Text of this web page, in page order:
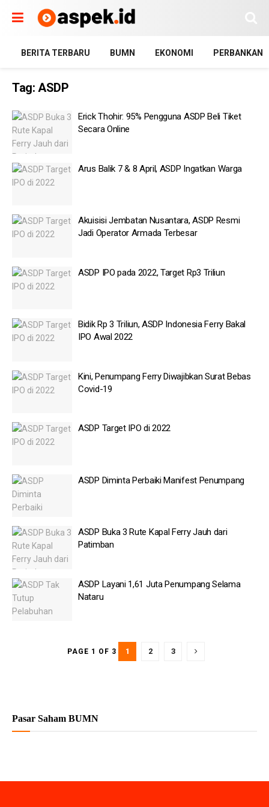
BERITA TERBARU BUMN EKONOMI PERBANKAN
Tag: ASDP
Erick Thohir: 95% Pengguna ASDP Beli Tiket
Secara Online
Arus Balik 7 & 8 April, ASDP Ingatkan Warga
Akuisisi Jembatan Nusantara, ASDP Resmi
Jadi Operator Armada Terbesar
ASDP IPO pada 2022, Target Rp3 Triliun
Bidik Rp 3 Triliun, ASDP Indonesia Ferry Bakal
IPO Awal 2022
Kini, Penumpang Ferry Diwajibkan Surat Bebas
Covid-19
ASDP Target IPO di 2022
ASDP Diminta Perbaiki Manifest Penumpang
ASDP Buka 3 Rute Kapal Ferry Jauh dari
Patimban
ASDP Layani 1,61 Juta Penumpang Selama
Nataru
PAGE 1 OF 3 1 2 3
Pasar Saham BUMN